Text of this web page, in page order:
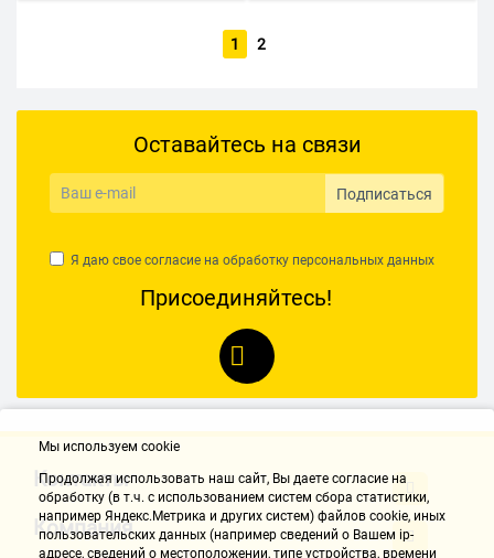
1 2
Оставайтесь на связи
Подписаться
Я даю свое согласие на обработку персональных данных
Присоединяйтесь!
Контакты
Компания
Мы используем cookie
Продолжая использовать наш cайт, Вы даете согласие на
обработку (в т.ч. с использованием систем сбора статистики,
например Яндекс.Метрика и других систем) файлов cookie, иных
пользовательских данных (например сведений о Вашем ip-
адресе, сведений о местоположении, типе устройства, времени